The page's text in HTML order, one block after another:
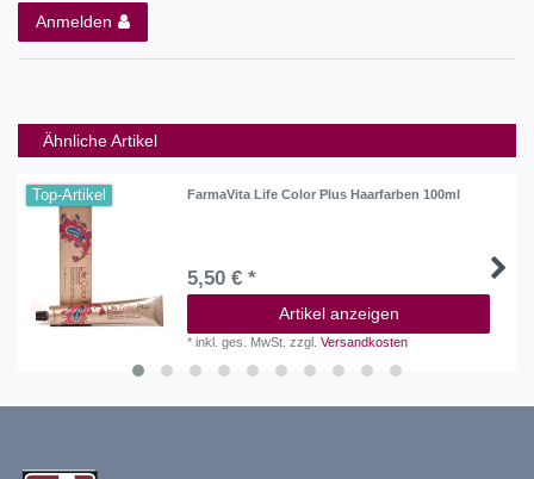
Anmelden
Ähnliche Artikel
Top-Artikel FarmaVita Life Color Plus Haarfarben 100ml
5,50 € *
Artikel anzeigen
*inkl. ges. MwSt. zzgl.Versandkosten